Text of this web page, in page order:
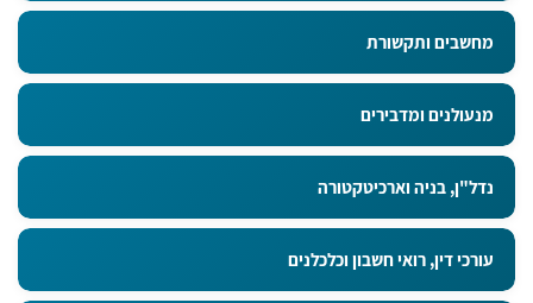
מחשבים ותקשורת
מנעולנים ומדבירים
נדל"ן, בניה וארכיטקטורה
עורכי דין, רואי חשבון וכלכלנים